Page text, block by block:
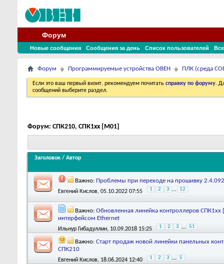
Форум
Новые сообщения Сообщения за день Список пользователей
Форум Программируемые устройства ОВЕН ПЛК (среда
Если это ваш первый визит, рекомендуем почитать справку по форуму.
сообщений выберите раздел.
Форум: СПК210, СПК1xx [М01]
Заголовок / Автор
Важно: Проблемы при переходе на прошивку
Евгений Кислов, 05.10.2022 07:55 1 2 3 ... 12
Важно: Обновленная линейка контроллеров СПК1хх
интерфейсом Ethernet
Ильнур Гибадуллин, 10.09.2018 15:25 1 2 3 ... 51
Важно: Старт продаж новой линейки панельных
СПК210
Евгений Кислов, 18.06.2024 12:40 1 2 3 ... 5